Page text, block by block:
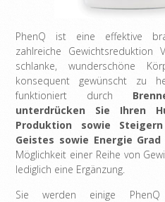
PhenQ ist eine effektive
zahlreiche
schlanke, wunderschöne
konsequent gewünscht zu
funktioniert durch
unterdrücken Sie Ihren
Produktion sowie
Geistes sowie Energie Grad
Möglichkeit einer Reihe von
lediglich eine Ergänzung.
Sie werden einige